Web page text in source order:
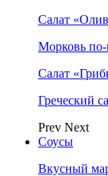
Салат
Морковь по-
Салат
Греческий
Prev Next
Соусы
Вкусный